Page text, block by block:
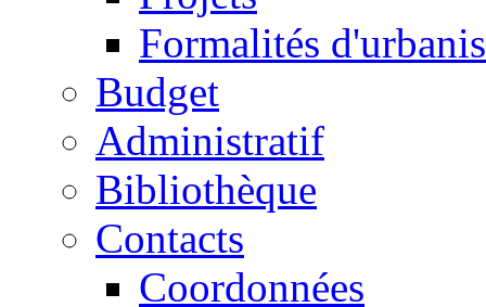
Formalités
Budget
Administratif
Bibliothèque
Contacts
Coordonnées